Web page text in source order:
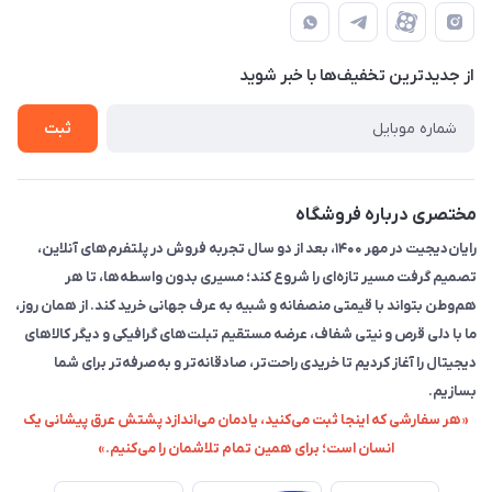
حضوری از قبل با پشتیبان های فروشگاه هماهنگ کنید)
لیست محصولات
تماس با ما
قوانین و مقررات
حریم خصوصی
راهنما
از جدید‌ترین تخفیف‌ها با‌ خبر شوید
ثبت
مختصری درباره فروشگاه
رایان‌دیجیت در مهر ۱۴۰۰، بعد از دو سال تجربه فروش در پلتفرم‌های آنلاین،
تصمیم گرفت مسیر تازه‌ای را شروع کند؛ مسیری بدون واسطه‌ها، تا هر
هم‌وطن بتواند با قیمتی منصفانه و شبیه به عرف جهانی خرید کند. از همان روز،
ما با دلی قرص و نیتی شفاف، عرضه مستقیم تبلت‌های گرافیکی و دیگر کالاهای
دیجیتال را آغاز کردیم تا خریدی راحت‌تر، صادقانه‌تر و به‌صرفه‌تر برای شما
بسازیم.
«هر سفارشی که اینجا ثبت می‌کنید، یادمان می‌اندازد پشتش عرق پیشانی یک
انسان است؛ برای همین تمام تلاشمان را می‌کنیم.»